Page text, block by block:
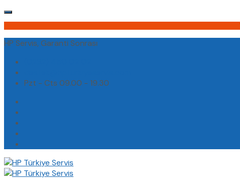
HP Servis, Garanti Sonrası
Pzt - Cts 09.00 - 19.30